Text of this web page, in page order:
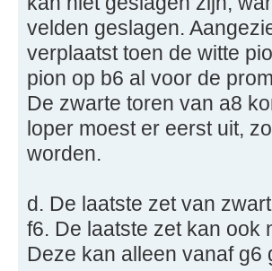
velden geslagen.
verplaatst toen de witte
pion op b6 al voor de
De zwarte toren van a8
loper moest er eerst uit,
worden.
d. De laatste zet van
f6. De laatste zet kan ook
Deze kan alleen vanaf